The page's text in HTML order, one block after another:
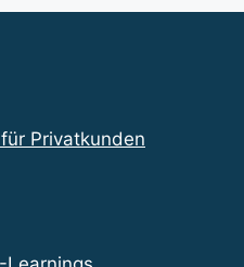
Privatkunden